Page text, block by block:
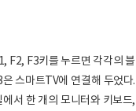
F2, F3키를 누르면 각각의 블
스마트TV에 연결해 두었다.
서 한 개의 모니터와 키보드,